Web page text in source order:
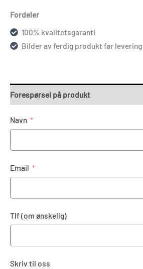
Fordeler
100% kvalitetsgaranti
Bilder av ferdig produkt før levering
Forespørsel på produkt
Navn
Email
Tlf (om ønskelig)
Skriv til oss